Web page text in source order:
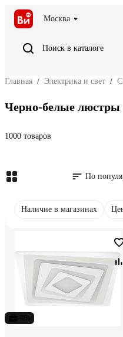
Москва
Поиск в каталоге
Главная / Электрика и свет /
Черно-белые люстры
1000 товаров
По
Наличие в магазинах